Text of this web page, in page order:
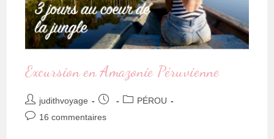
Excursion en Amazonie Péruvienne
judithvoyage
PÉROU
16 commentaires